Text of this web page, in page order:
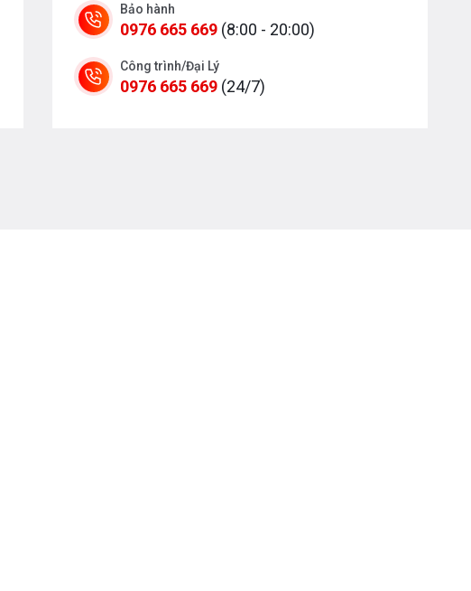
Bảo hành
0976 665 669 (8:00 - 20:00)
Công trình/Đại Lý
0976 665 669 (24/7)